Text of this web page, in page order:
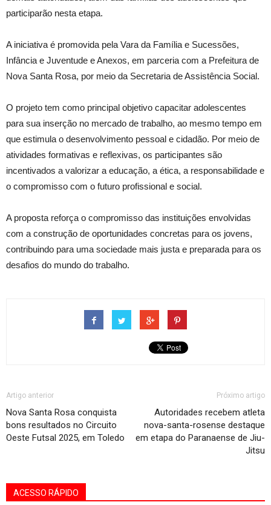
participarão nesta etapa.
A iniciativa é promovida pela Vara da Família e Sucessões,
Infância e Juventude e Anexos, em parceria com a Prefeitura de
Nova Santa Rosa, por meio da Secretaria de Assistência Social.
O projeto tem como principal objetivo capacitar adolescentes
para sua inserção no mercado de trabalho, ao mesmo tempo em
que estimula o desenvolvimento pessoal e cidadão. Por meio de
atividades formativas e reflexivas, os participantes são
incentivados a valorizar a educação, a ética, a responsabilidade e
o compromisso com o futuro profissional e social.
A proposta reforça o compromisso das instituições envolvidas
com a construção de oportunidades concretas para os jovens,
contribuindo para uma sociedade mais justa e preparada para os
desafios do mundo do trabalho.
Artigo anterior
Nova Santa Rosa conquista
bons resultados no Circuito
Oeste Futsal 2025, em Toledo
Próximo artigo
Autoridades recebem atleta
nova-santa-rosense destaque
em etapa do Paranaense de Jiu-
Jitsu
ACESSO RÁPIDO